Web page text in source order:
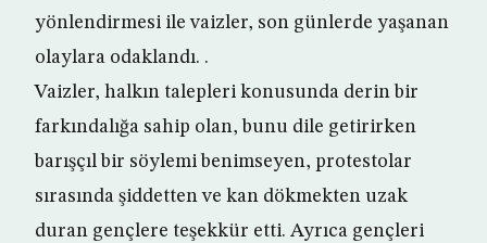
yönlendirmesi ile vaizler, son günlerde yaşanan
olaylara odaklandı. .
Vaizler, halkın talepleri konusunda derin bir
farkındalığa sahip olan, bunu dile getirirken
barışçıl bir söylemi benimseyen, protestolar
sırasında şiddetten ve kan dökmekten uzak
duran gençlere teşekkür etti. Ayrıca gençleri